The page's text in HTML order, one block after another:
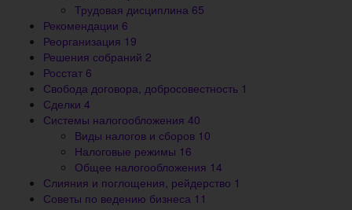
Трудовая дисциплина 65
Рекомендации 6
Реорганизация 19
Решения собраний 2
Росстат 6
Свобода договора, добросовестность 1
Сделки 4
Системы налогообложения 40
Виды налогов и сборов 10
Налоговые режимы 16
Общее налогообложения 14
Слияния и поглощения, рейдерство 1
Советы по ведению бизнеса 11